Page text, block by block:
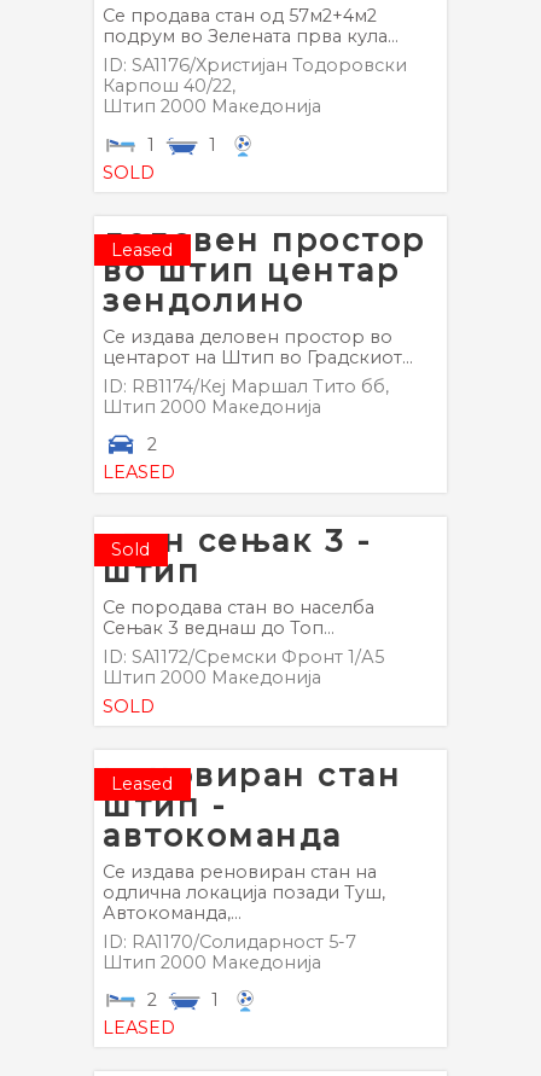
Се продава стан од 57м2+4м2
подрум во Зелената прва кула...
ID: SA1176/Христијан Тодоровски
Карпош 40/22,
Штип 2000 Македонија
1
1
SOLD
Leased
деловен простор
во штип центар
зендолино
Се издава деловен простор во
центарот на Штип во Градскиот...
ID: RB1174/Кеј Маршал Тито бб,
Штип 2000 Македонија
2
LEASED
Sold
стан сењак 3 -
штип
Се породава стан во населба
Сењак 3 веднаш до Топ...
ID: SA1172/Сремски Фронт 1/А5
Штип 2000 Македонија
SOLD
Leased
реновиран стан
штип -
автокоманда
Се издава реновиран стан на
одлична локација позади Туш,
Автокоманда,...
ID: RA1170/Солидарност 5-7
Штип 2000 Македонија
2
1
LEASED